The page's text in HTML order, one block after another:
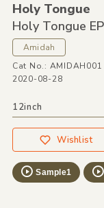
Holy Tongue
Holy Tongue EP
Amidah
Cat No.: AMIDAH001
2020-08-28
12inch
Wishlist
Sample1